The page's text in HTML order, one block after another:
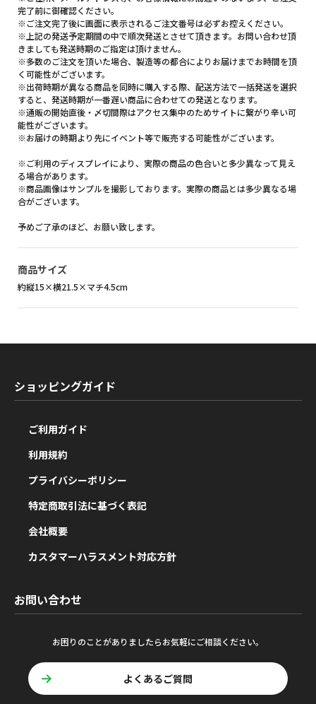
完了前に御確認ください。
※ご注文完了後に画面に表示されるご注文番号は必ずお控えください。
※上記の発送予定期間の中で順次発送とさせて頂きます。お問い合わせ頂
きましても発送時期のご指定は頂けません。
※多数のご注文を頂いた場合、製造等の都合によりお届けまでお時間を頂
く可能性がございます。
※出荷時期が異なる商品を同時に購入する際、配送方法で一括発送を選択
すると、発送時期が一番遅い商品に合わせての発送となります。
※通販の開始直後・〆切間際はアクセス集中のためサイトに繋がり辛い可
能性がございます。
※お届けの時期より先にイベント等で販売する可能性がございます。
※ご利用のディスプレイにより、実際の商品の色合いと多少異なって見え
る場合があります。
※商品画像はサンプルを撮影しております。実際の商品とは多少異なる場
合がございます。
予めご了承のほど、お願い致します。
商品サイズ
約縦15×横21.5×マチ4.5cm
ショッピングガイド
ご利用ガイド
利用規約
プライバシーポリシー
特定商取引法に基づく表記
会社概要
カスタマーハラスメント対応方針
お問い合わせ
お困りのことがありましたらお気軽にご相談ください。
よくあるご質問